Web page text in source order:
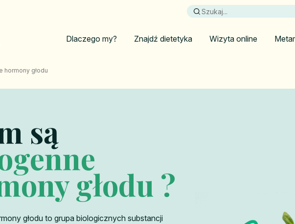
Dlaczego my? Znajdź dietetyka Wizyta online
hormony głodu
są
głodu ?
głodu to grupa biologicznych substancji